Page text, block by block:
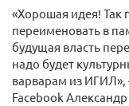
«Хорошая идея! Так
переименовать в
будущая власть
надо будет
варварам из ИГИЛ»,
Facebook